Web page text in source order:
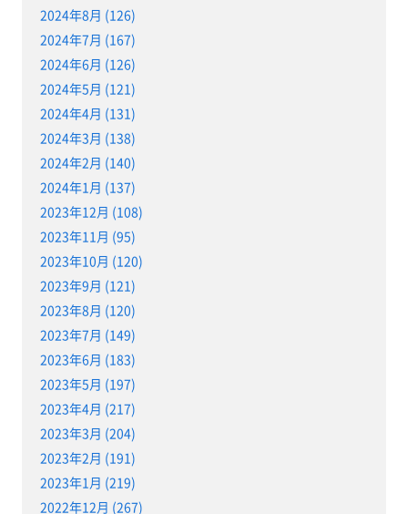
2024年8月 (126)
2024年7月 (167)
2024年6月 (126)
2024年5月 (121)
2024年4月 (131)
2024年3月 (138)
2024年2月 (140)
2024年1月 (137)
2023年12月 (108)
2023年11月 (95)
2023年10月 (120)
2023年9月 (121)
2023年8月 (120)
2023年7月 (149)
2023年6月 (183)
2023年5月 (197)
2023年4月 (217)
2023年3月 (204)
2023年2月 (191)
2023年1月 (219)
2022年12月 (267)